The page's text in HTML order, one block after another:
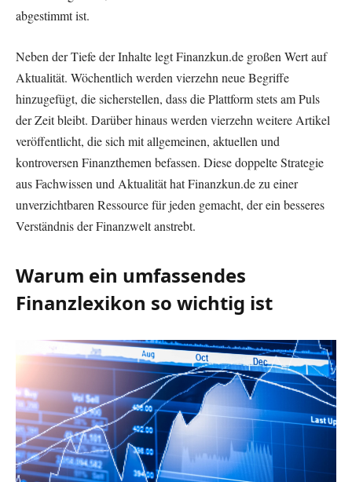
abgestimmt ist.
Neben der Tiefe der Inhalte legt Finanzkun.de großen Wert auf
Aktualität. Wöchentlich werden vierzehn neue Begriffe
hinzugefügt, die sicherstellen, dass die Plattform stets am Puls
der Zeit bleibt. Darüber hinaus werden vierzehn weitere Artikel
veröffentlicht, die sich mit allgemeinen, aktuellen und
kontroversen Finanzthemen befassen. Diese doppelte Strategie
aus Fachwissen und Aktualität hat Finanzkun.de zu einer
unverzichtbaren Ressource für jeden gemacht, der ein besseres
Verständnis der Finanzwelt anstrebt.
Warum ein umfassendes
Finanzlexikon so wichtig ist